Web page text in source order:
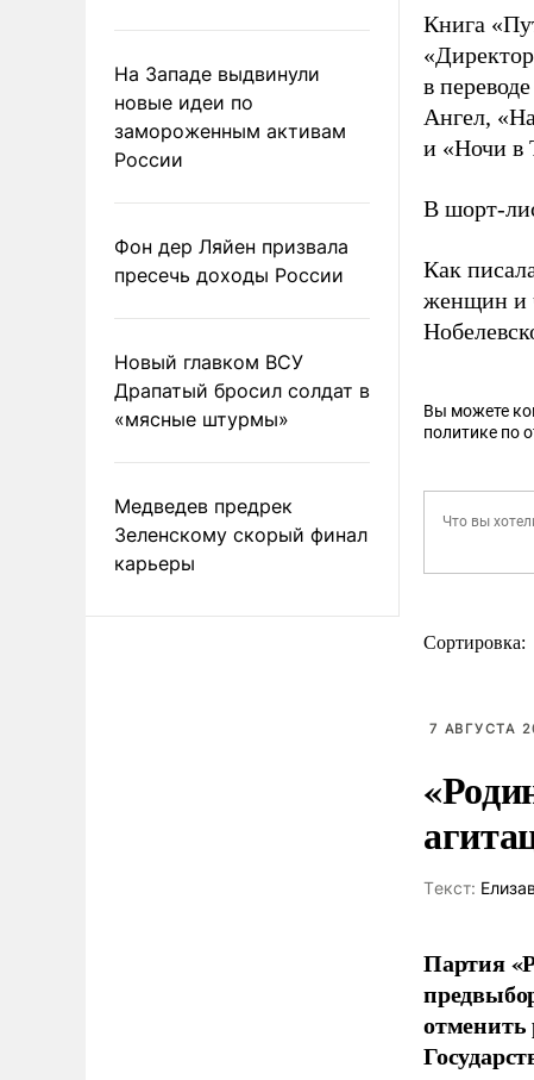
На Западе выдвинули
новые идеи по
замороженным активам
России
Фон дер Ляйен призвала
пресечь доходы России
Новый главком ВСУ
Драпатый бросил солдат в
«мясные штурмы»
Медведев предрек
Зеленскому скорый финал
карьеры
Книга
в
Ангел,
и «Ночи в
В шорт-
Как
женщин и
Вы можете
политике по
Сортировка:
7 АВГУСТА
Tекст:
Партия
отменить